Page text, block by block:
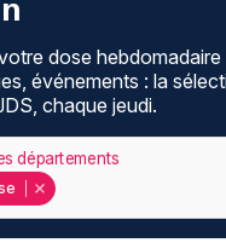
dose hebdomadaire
événements : la
chaque jeudi.
départements